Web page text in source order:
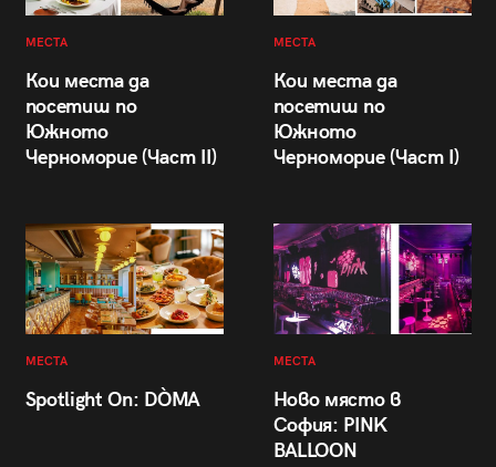
МЕСТА
Кои места да
посетиш по
Южното
Черноморие (Част II)
МЕСТА
Кои места да
посетиш по
Южното
Черноморие (Част I)
МЕСТА
Spotlight On: DÒMA
МЕСТА
Ново място в
София: PINK
BALLOON